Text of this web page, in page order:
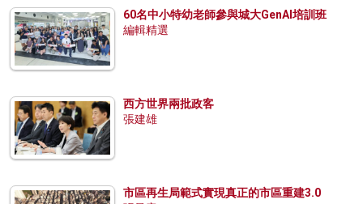
60名中小特幼老師參與城大GenAI培訓班
編輯精選
西方世界兩批政客
張建雄
市區再生局範式實現真正的市區重建3.0